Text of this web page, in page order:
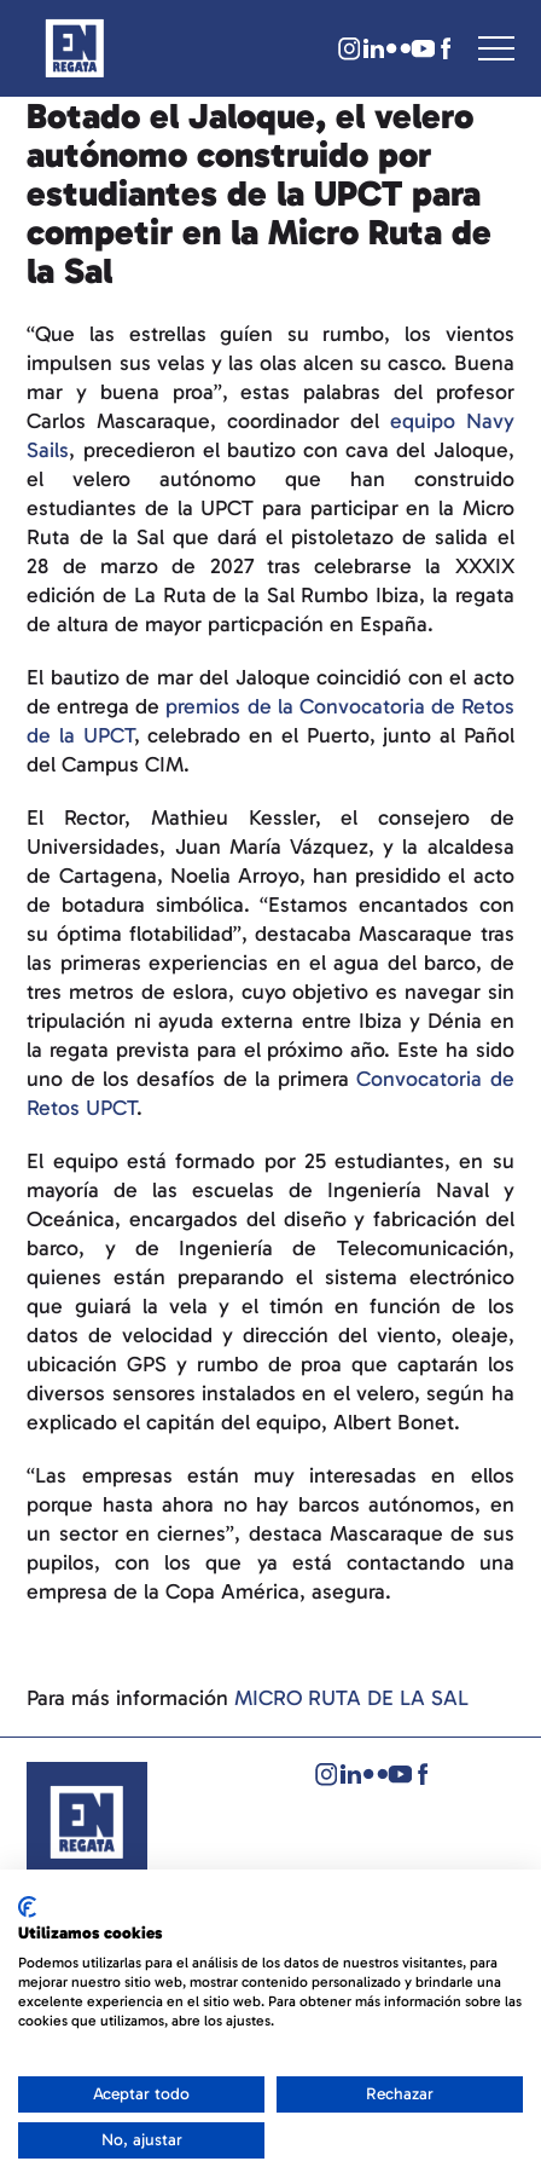
Botado el Jaloque, el velero
autónomo construido por
estudiantes de la UPCT para
competir en la Micro Ruta de
la Sal
“Que las estrellas guíen su rumbo, los vientos
impulsen sus velas y las olas alcen su casco. Buena
mar y buena proa”, estas palabras del profesor
Carlos Mascaraque, coordinador del equipo Navy
Sails, precedieron el bautizo con cava del Jaloque,
el velero autónomo que han construido
estudiantes de la UPCT para participar en la Micro
Ruta de la Sal que dará el pistoletazo de salida el
28 de marzo de 2027 tras celebrarse la XXXIX
edición de La Ruta de la Sal Rumbo Ibiza, la regata
de altura de mayor particpación en España.
El bautizo de mar del Jaloque coincidió con el acto
de entrega de premios de la Convocatoria de Retos
de la UPCT, celebrado en el Puerto, junto al Pañol
del Campus CIM.
El Rector, Mathieu Kessler, el consejero de
Universidades, Juan María Vázquez, y la alcaldesa
de Cartagena, Noelia Arroyo, han presidido el acto
de botadura simbólica. “Estamos encantados con
su óptima flotabilidad”, destacaba Mascaraque tras
las primeras experiencias en el agua del barco, de
tres metros de eslora, cuyo objetivo es navegar sin
tripulación ni ayuda externa entre Ibiza y Dénia en
la regata prevista para el próximo año. Este ha sido
uno de los desafíos de la primeraConvocatoria de
Retos UPCT.
El equipo está formado por 25 estudiantes, en su
mayoría de las escuelas de Ingeniería Naval y
Oceánica, encargados del diseño y fabricación del
barco, y de Ingeniería de Telecomunicación,
quienes están preparando el sistema electrónico
que guiará la vela y el timón en función de los
datos de velocidad y dirección del viento, oleaje,
ubicación GPS y rumbo de proa que captarán los
diversos sensores instalados en el velero, según ha
explicado el capitán del equipo, Albert Bonet.
“Las empresas están muy interesadas en ellos
porque hasta ahora no hay barcos autónomos, en
un sector en ciernes”, destaca Mascaraque de sus
pupilos, con los que ya está contactando una
empresa de la Copa América, asegura.
Para más informaciónMICRO RUTA DE LA SAL
© EVENTOS NÁUTICOS REGATA
Política de cookies
By 100x100NET
Utilizamos cookies
Podemos utilizarlas para el análisis de los datos de nuestros visitantes, para
mejorar nuestro sitio web, mostrar contenido personalizado y brindarle una
excelente experiencia en el sitio web. Para obtener más información sobre las
cookies que utilizamos, abre los ajustes.
Aceptar todo Rechazar
No, ajustar